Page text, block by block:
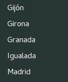
Gijón
Girona
Granada
Igualada
Madrid